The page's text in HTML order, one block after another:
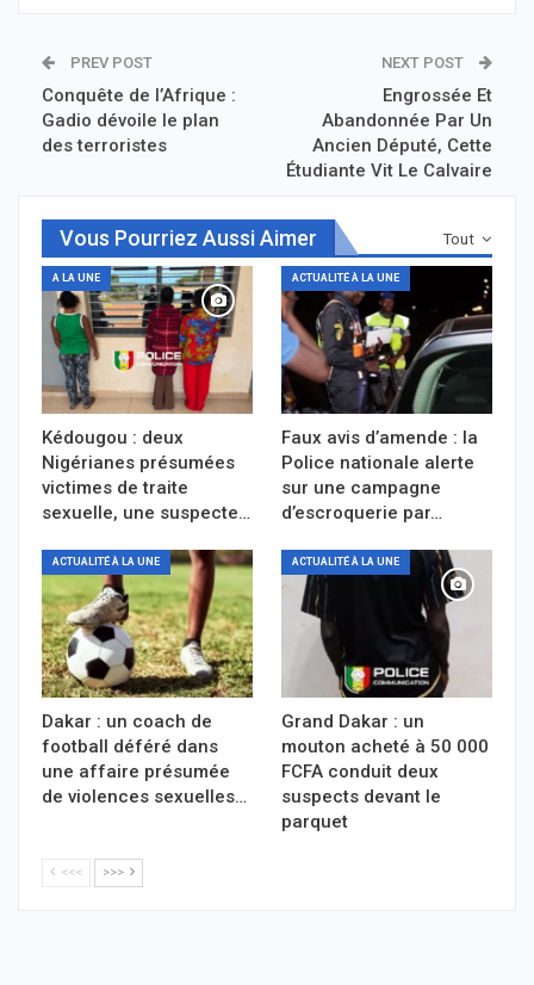
PREV POST
Conquête de l’Afrique :
Gadio dévoile le plan
des terroristes
NEXT POST
Engrossée Et
Abandonnée Par Un
Ancien Député, Cette
Étudiante Vit Le Calvaire
Tout
Vous Pourriez Aussi Aimer
A LA UNE
Kédougou : deux
Nigérianes présumées
victimes de traite
sexuelle, une suspecte…
ACTUALITÉ À LA UNE
Faux avis d’amende : la
Police nationale alerte
sur une campagne
d’escroquerie par…
ACTUALITÉ À LA UNE
Dakar : un coach de
football déféré dans
une affaire présumée
de violences sexuelles…
ACTUALITÉ À LA UNE
Grand Dakar : un
mouton acheté à 50 000
FCFA conduit deux
suspects devant le
parquet
<<< >>>